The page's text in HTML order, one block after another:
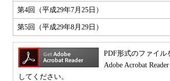
第4回（平成29年7月25日）
第5回（平成29年8月29日）
PDF形式のファイル
Adobe Acrobat
してください。